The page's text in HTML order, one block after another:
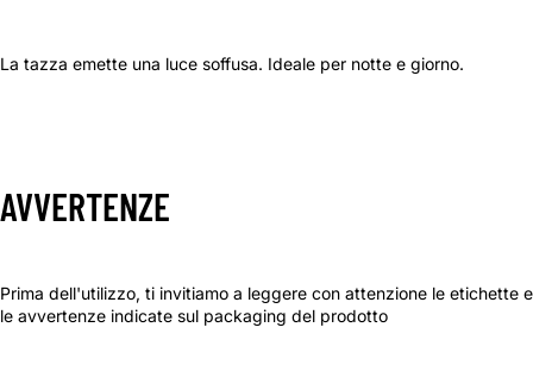
La tazza emette una luce soffusa. Ideale per notte e giorno.
AVVERTENZE
Prima dell'utilizzo, ti invitiamo a leggere con attenzione le etichette e
le avvertenze indicate sul packaging del prodotto